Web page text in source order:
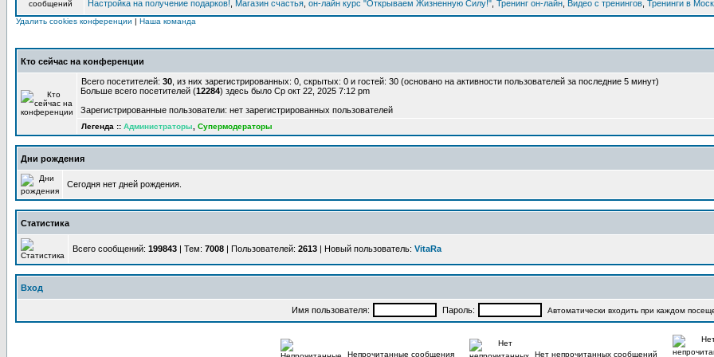
Настройка на получение подарков!
Магазин счастья он-лайн курс "Открываем Жизненную Силу!" Тренинг он-лайн Видео с тренингов Тренинги в
Удалить cookies конференции | Наша команда
Кто сейчас на конференции
Всего посетителей: 30 , из них зарегистрированных: 0, скрытых: 0 и гостей: 30 (основано на активности пользователей за последние 5 минут)
Больше всего посетителей (12284) здесь было Ср окт 22, 2025 7:12 pm
Зарегистрированные пользователи: нет зарегистрированных пользователей
Легенда :: Администраторы Супермодераторы
Дни рождения
Сегодня нет дней рождения.
Статистика
Всего сообщений: 199843 | Тем: 7008 | Пользователей: 2613 | Новый пользователь: VitaRa
Вход
Имя пользователя: Пароль: Автоматически входить при каждом
Непрочитанные сообщения Нет непрочитанных сообщений